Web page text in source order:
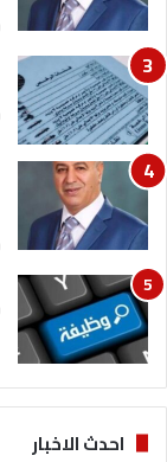
ن
ا
ت
ف
ا
ق
ي
ة
ل
ت
ف
ع
ي
ل
خ
د
م
ا
احدث الاخبار